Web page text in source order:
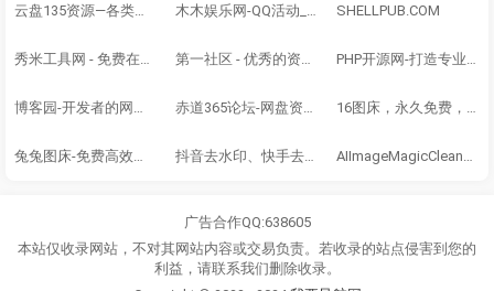
SHELLPUB.COM
抖音去水印、快手去水印、小红书去水印-免费稳定运行5年多。支持视频无水印下载和图片无水印下载
广告合作QQ:638605
本站仅收录网站，不对其网站内容或交易负责。若收录的站点侵害到您的
利益，请联系我们删除收录。